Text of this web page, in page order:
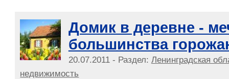
Домик в деревне -
большинства
20.07.2011 - Раздел: Ленинградская
недвижимость